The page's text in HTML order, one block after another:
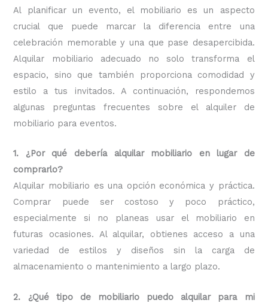
Al planificar un evento, el mobiliario es un aspecto
crucial que puede marcar la diferencia entre una
celebración memorable y una que pase desapercibida.
Alquilar mobiliario adecuado no solo transforma el
espacio, sino que también proporciona comodidad y
estilo a tus invitados. A continuación, respondemos
algunas preguntas frecuentes sobre el alquiler de
mobiliario para eventos.
1. ¿Por qué debería alquilar mobiliario en lugar de
comprarlo?
Alquilar mobiliario es una opción económica y práctica.
Comprar puede ser costoso y poco práctico,
especialmente si no planeas usar el mobiliario en
futuras ocasiones. Al alquilar, obtienes acceso a una
variedad de estilos y diseños sin la carga de
almacenamiento o mantenimiento a largo plazo.
2. ¿Qué tipo de mobiliario puedo alquilar para mi